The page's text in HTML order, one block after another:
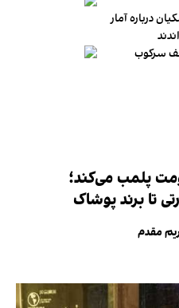
درباره آمار
سرکوب
پلمب می‌کند؛
تا برند پوشاک
مقدم